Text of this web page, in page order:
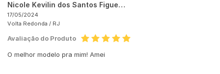
Nicole Kevilin dos Santos Figueiredo Alves
17/05/2024
Volta Redonda / RJ
Avaliação do Produto
O melhor modelo pra mim! Amei